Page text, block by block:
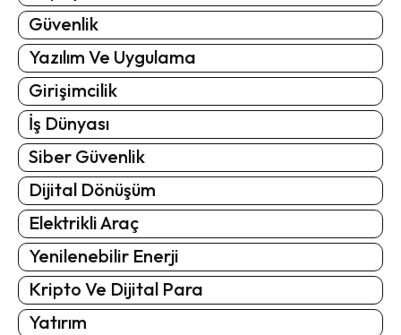
Güvenlik
Yazılım Ve Uygulama
Girişimcilik
İş Dünyası
Siber Güvenlik
Dijital Dönüşüm
Elektrikli Araç
Yenilenebilir Enerji
Kripto Ve Dijital Para
Yatırım